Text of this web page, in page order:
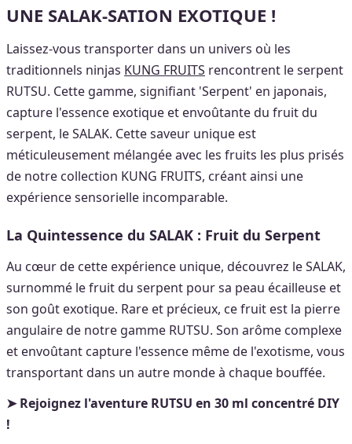
UNE SALAK-SATION EXOTIQUE !
Laissez-vous transporter dans un univers où les
traditionnels ninjas KUNG FRUITS rencontrent le serpent
RUTSU. Cette gamme, signifiant 'Serpent' en japonais,
capture l'essence exotique et envoûtante du fruit du
serpent, le SALAK. Cette saveur unique est
méticuleusement mélangée avec les fruits les plus prisés
de notre collection KUNG FRUITS, créant ainsi une
expérience sensorielle incomparable.
La Quintessence du SALAK : Fruit du Serpent
Au cœur de cette expérience unique, découvrez le SALAK,
surnommé le fruit du serpent pour sa peau écailleuse et
son goût exotique. Rare et précieux, ce fruit est la pierre
angulaire de notre gamme RUTSU. Son arôme complexe
et envoûtant capture l'essence même de l'exotisme, vous
transportant dans un autre monde à chaque bouffée.
➤ Rejoignez l'aventure RUTSU en 30 ml concentré DIY
!